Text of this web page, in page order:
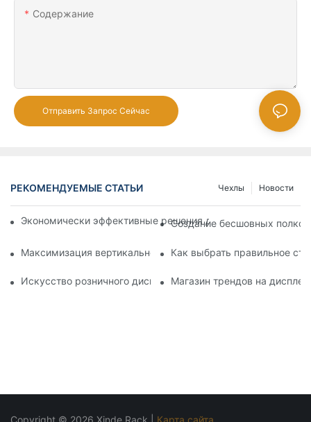
Содержание
Отправить Запрос Сейчас
РЕКОМЕНДУЕМЫЕ СТАТЬИ Новости
Чехлы
Экономически эффективные решения для супермаркетов:
Создание бесшовных
Максимизация вертикального пространства с
Как выбрать правильное
Искусство розничного дисплея: выбор лучших стоек для
Магазин трендов на
Copyright © 2026 Xinde Rack | Карта сайта